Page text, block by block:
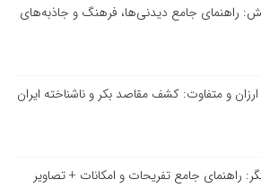
راهنمای جامع دیدنی‌ها، فرهنگ و جاذبه‌های
و متفاوت: کشف مقاصد بکر و ناشناخته ایران
راهنمای جامع تفریحات و امکانات + تصاویر